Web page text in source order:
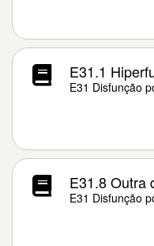
E31.1
E31 Disfunção
E31.8 Outra
E31 Disfunção